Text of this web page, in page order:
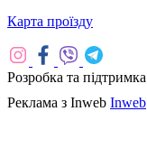
Карта проїзду
Розробка та підтримка
Реклама з Inweb Inweb